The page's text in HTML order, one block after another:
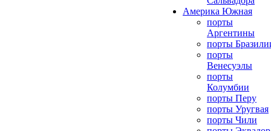
Америка Южная
порты
Аргентины
порты
порты
Венесуэлы
порты
Колумбии
порты Перу
порты Уругвая
порты Чили